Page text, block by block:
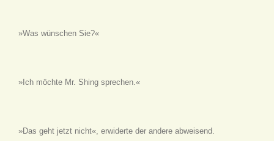
»Was wünschen Sie?«
»Ich möchte Mr. Shing sprechen.«
»Das geht jetzt nicht«, erwiderte der andere abweisend.